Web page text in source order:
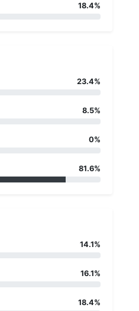
18.4%
23.4%
8.5%
0%
81.6%
14.1%
16.1%
18.4%